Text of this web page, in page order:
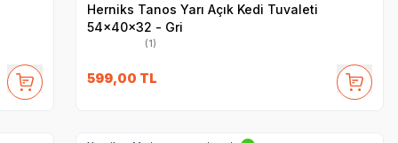
Herniks Tanos Yarı Açık Kedi Tuvaleti
54x40x32 - Gri
(1)
599,00 TL